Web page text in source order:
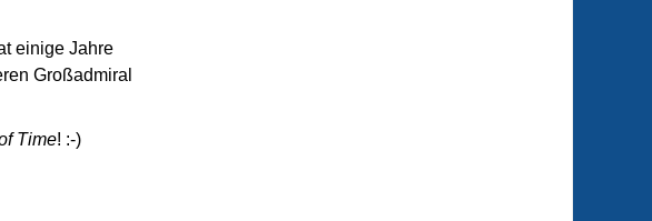
einige Jahre
Großadmiral
Time! :-)